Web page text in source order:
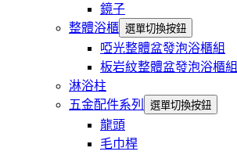
鏡子
整體浴櫃 選單切換按鈕
啞光整體盆發泡浴櫃組
板岩紋整體盆發泡浴櫃組
淋浴柱
五金配件系列
選單切換按鈕
龍頭
毛巾桿